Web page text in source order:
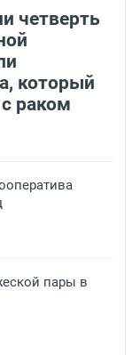
четверть
который
раком
пары в